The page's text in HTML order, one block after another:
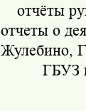
отчёты
отчеты о
Жулебино,
ГБУЗ